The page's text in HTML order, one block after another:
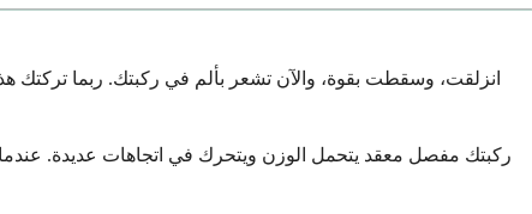
انزلقت، وسقطت بقوة، والآن تشعر بألم في ركبتك. ربما
ركبتك مفصل معقد يتحمل الوزن ويتحرك في اتجاهات عديدة. عندما